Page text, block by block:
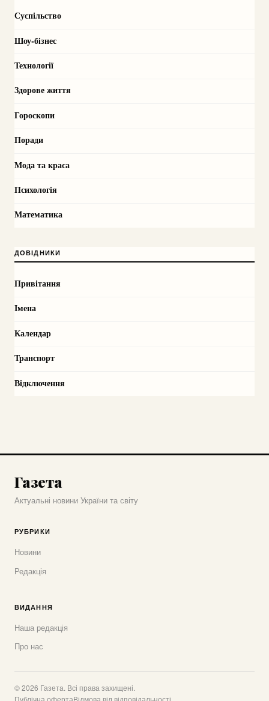
Суспільство
Шоу-бізнес
Технології
Здорове життя
Гороскопи
Поради
Мода та краса
Психологія
Математика
ДОВІДНИКИ
Привітання
Імена
Календар
Транспорт
Відключення
Газета
Актуальні новини України та світу
РУБРИКИ
Новини
Редакція
ВИДАННЯ
Наша редакція
Про нас
© 2026 Газета. Всі права захищені.
Публічна офертаВідмова від відповідальності